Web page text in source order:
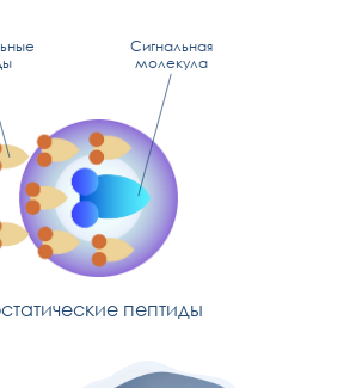
Сигнальная
молекула
пептиды